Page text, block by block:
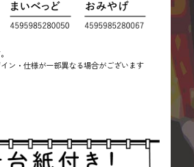
ン・仕様が一部異なる場合がございます